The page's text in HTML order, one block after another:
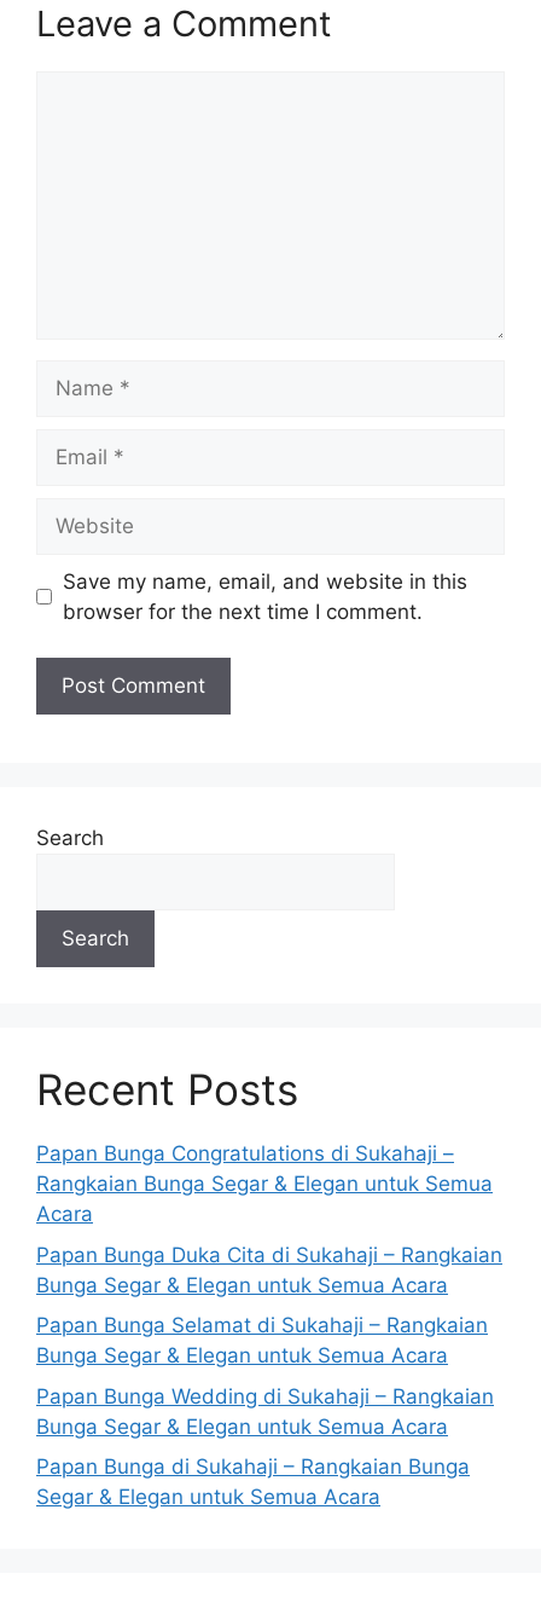
Leave a Comment
Save my name, email, and website in this
browser for the next time I comment.
Search
Search
Recent Posts
Papan Bunga Congratulations di Sukahaji –
Rangkaian Bunga Segar & Elegan untuk Semua
Acara
Papan Bunga Duka Cita di Sukahaji – Rangkaian
Bunga Segar & Elegan untuk Semua Acara
Papan Bunga Selamat di Sukahaji – Rangkaian
Bunga Segar & Elegan untuk Semua Acara
Papan Bunga Wedding di Sukahaji – Rangkaian
Bunga Segar & Elegan untuk Semua Acara
Papan Bunga di Sukahaji – Rangkaian Bunga
Segar & Elegan untuk Semua Acara